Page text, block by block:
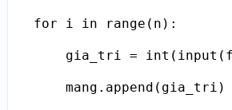
for i in range(n):
gia_tri =
mang.append(gia_tri)